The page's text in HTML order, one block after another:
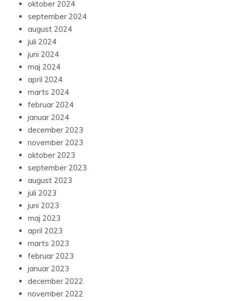
oktober 2024
september 2024
august 2024
juli 2024
juni 2024
maj 2024
april 2024
marts 2024
februar 2024
januar 2024
december 2023
november 2023
oktober 2023
september 2023
august 2023
juli 2023
juni 2023
maj 2023
april 2023
marts 2023
februar 2023
januar 2023
december 2022
november 2022